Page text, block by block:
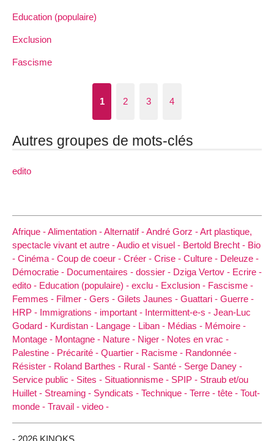
Education (populaire)
Exclusion
Fascisme
1 2 3 4
Autres groupes de mots-clés
edito
Afrique -Alimentation -Alternatif -André Gorz -Art plastique,
spectacle vivant et autre -Audio et visuel - Bertold Brecht - Bio
- Cinéma - Coup de coeur - Créer - Crise - Culture - Deleuze -
Démocratie - Documentaires - dossier - Dziga Vertov - Ecrire -
edito - Education (populaire) - exclu - Exclusion - Fascisme -
Femmes - Filmer - Gers - Gilets Jaunes - Guattari - Guerre -
HRP - Immigrations - important - Intermittent-e-s - Jean-Luc
Godard - Kurdistan - Langage - Liban - Médias - Mémoire -
Montage - Montagne - Nature - Niger - Notes en vrac -
Palestine - Précarité - Quartier - Racisme - Randonnée -
Résister - Roland Barthes - Rural - Santé - Serge Daney -
Service public - Sites - Situationnisme - SPIP - Straub et/ou
Huillet - Streaming - Syndicats - Technique - Terre - tête - Tout-
monde - Travail - video -